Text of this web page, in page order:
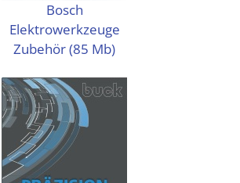
Bosch
Elektrowerkzeuge
Zubehör (85 Mb)